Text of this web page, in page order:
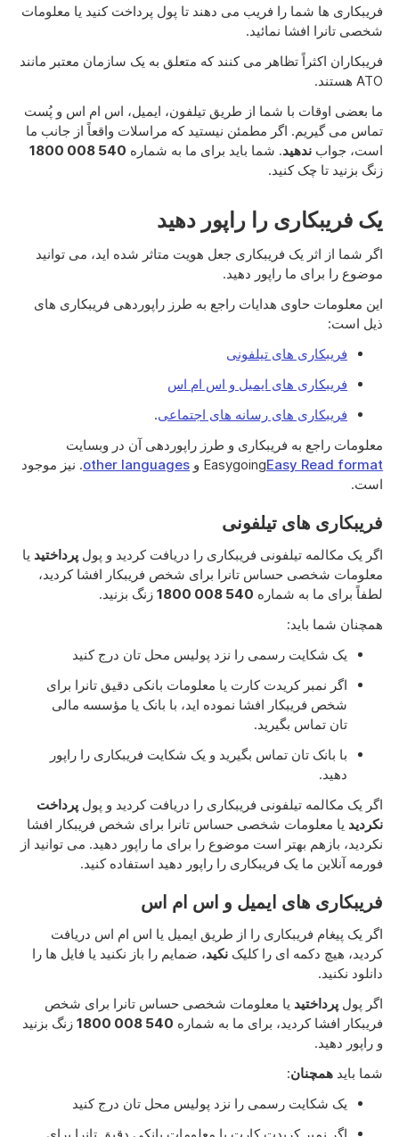
فریبکاری ها شما را فریب می دهند تا پول پرداخت کنید یا معلومات
شخصی تانرا افشا نمائید.
فریبکاران اکثراً تظاهر می کنند که متعلق به یک سازمان معتبر مانند
ATO هستند.
ما بعضی اوقات با شما از طریق تیلفون، ایمیل، اس ام اس و پُست
تماس می گیریم. اگر مطمئن نیستید که مراسلات واقعاً از جانب ما
است، جواب ندهید. شما باید برای ما به شماره 1800 008 540
زنگ بزنید تا چک کنید.
یک فریبکاری را راپور دهید
اگر شما از اثر یک فریبکاری جعل هویت متاثر شده اید، می توانید
موضوع را برای ما راپور دهید.
این معلومات حاوی هدایات راجع به طرز راپوردهی فریبکاری های
ذیل است:
فریبکاری های تیلفونی
فریبکاری های ایمیل و اس ام اس
فریبکاری های رسانه های اجتماعی.
معلومات راجع به فریبکاری و طرز راپوردهی آن در وبسایت
EasygoingEasy Read format و other languages. نیز موجود
است.
فریبکاری های تیلفونی
اگر یک مکالمه تیلفونی فریبکاری را دریافت کردید و پول پرداختید یا
معلومات شخصی حساس تانرا برای شخص فریبکار افشا کردید،
لطفاً برای ما به شماره 1800 008 540 زنگ بزنید.
همچنان شما باید:
یک شکایت رسمی را نزد پولیس محل تان درج کنید
اگر نمبر کریدت کارت یا معلومات بانکی دقیق تانرا برای
شخص فریبکار افشا نموده اید، با بانک یا مؤسسه مالی
تان تماس بگیرید.
با بانک تان تماس بگیرید و یک شکایت فریبکاری را راپور
دهید.
اگر یک مکالمه تیلفونی فریبکاری را دریافت کردید و پول پرداخت
نکردید یا معلومات شخصی حساس تانرا برای شخص فریبکار افشا
نکردید، بازهم بهتر است موضوع را برای ما راپور دهید. می توانید از
فورمه آنلاین ما یک فریبکاری را راپور دهید استفاده کنید.
فریبکاری های ایمیل و اس ام اس
اگر یک پیغام فریبکاری را از طریق ایمیل یا اس ام اس دریافت
کردید، هیچ دکمه ای را کلیک نکید، ضمایم را باز نکنید یا فایل ها را
دانلود نکنید.
اگر پول پرداختید یا معلومات شخصی حساس تانرا برای شخص
فریبکار افشا کردید، برای ما به شماره 1800 008 540 زنگ بزنید
و راپور دهید.
شما باید همچنان:
یک شکایت رسمی را نزد پولیس محل تان درج کنید